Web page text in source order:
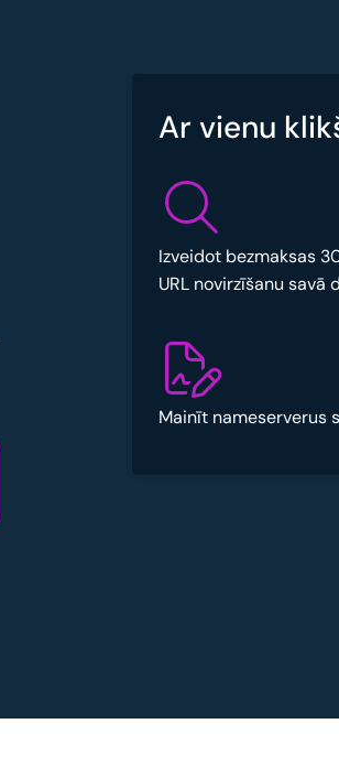
Ar vienu
Izveidot bezmaksas
URL novirzīšanu savā
Mainīt nameserverus